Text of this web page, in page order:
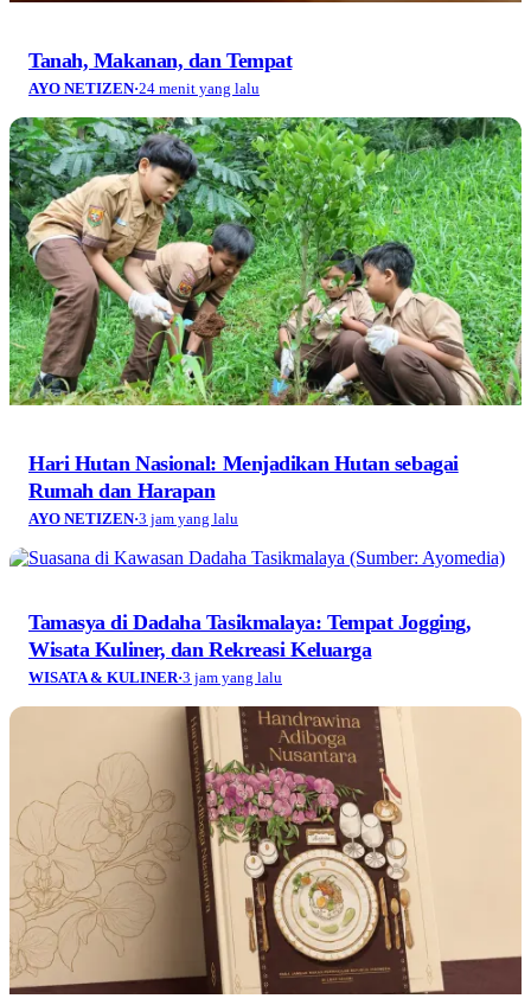
Tanah, Makanan, dan Tempat
AYO NETIZEN·24 menit yang lalu
Hari Hutan Nasional: Menjadikan Hutan sebagai
Rumah dan Harapan
AYO NETIZEN·3 jam yang lalu
Tamasya di Dadaha Tasikmalaya: Tempat Jogging,
Wisata Kuliner, dan Rekreasi Keluarga
WISATA & KULINER·3 jam yang lalu